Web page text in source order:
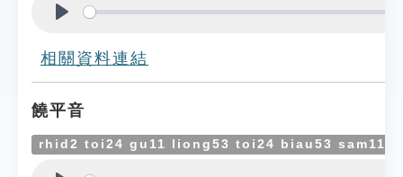
相關資料連結
饒平音
rhid2 toi24 gu11 liong53 toi24 biau53 sam11